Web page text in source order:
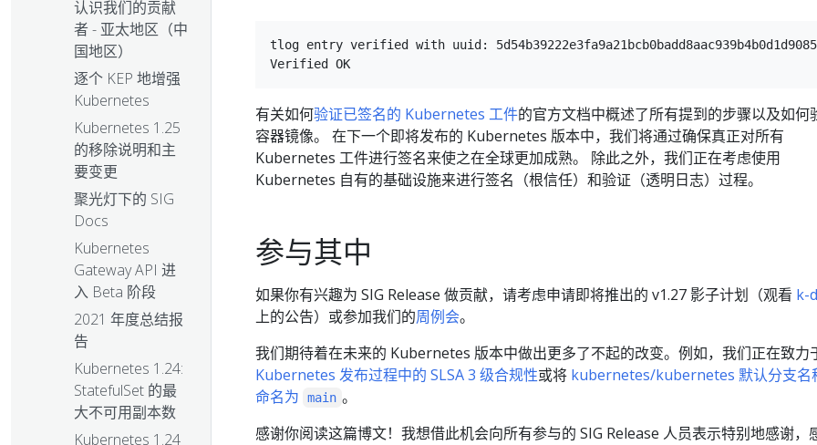
认识我们的贡献
者 - 亚太地区（中
国地区）
逐个 KEP 地增强
Kubernetes
Kubernetes 1.25
的移除说明和主
要变更
聚光灯下的 SIG
Docs
Kubernetes
Gateway API 进
入 Beta 阶段
2021 年度总结报
告
Kubernetes 1.24:
StatefulSet 的最
大不可用副本数
Kubernetes 1.24
tlog entry verified with uuid:
有关如何验证已签名的 Kubernetes 工件的官方文档中概述了所有提到的步骤以及如何
容器镜像。 在下一个即将发布的 Kubernetes 版本中，我们将通过确保真正对所有
Kubernetes 工件进行签名来使之在全球更加成熟。 除此之外，我们正在考虑使用
Kubernetes 自有的基础设施来进行签名（根信任）和验证（透明日志）过程。
参与其中
如果你有兴趣为 SIG Release 做贡献，请考虑申请即将推出的 v1.27 影子计划（观看 k-
上的公告）或参加我们的周例会。
我们期待着在未来的 Kubernetes 版本中做出更多了不起的改变。例如，我们正在致力
Kubernetes 发布过程中的 SLSA 3 级合规性或将 kubernetes/kubernetes 默认分支名
命名为
main 。
感谢你阅读这篇博文！我想借此机会向所有参与的 SIG Release 人员表示特别地感谢，